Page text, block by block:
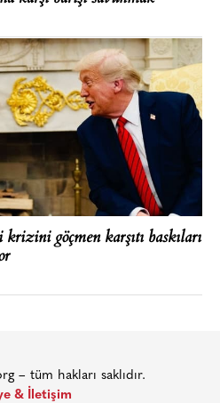
göçmen karşıtı baskıları
– tüm hakları saklıdır.
& İletişim